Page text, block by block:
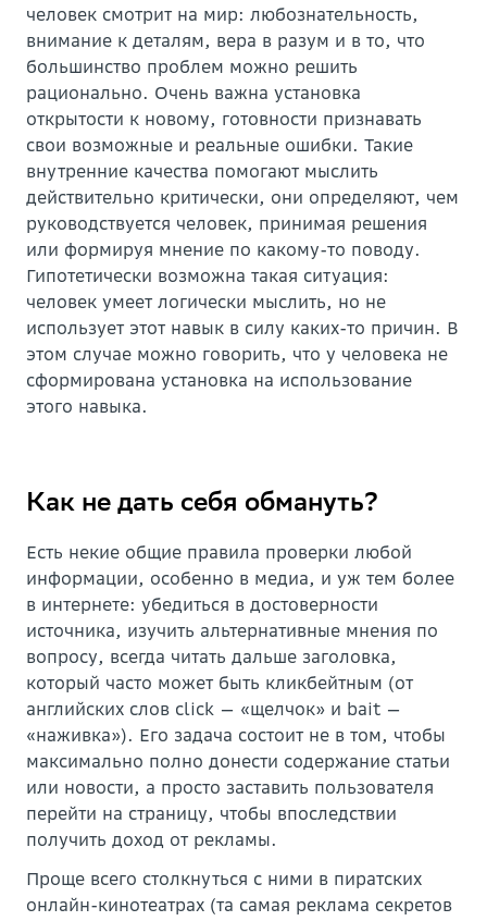
человек смотрит на мир: любознательность,
внимание к деталям, вера в разум и в то, что
большинство проблем можно решить
рационально. Очень важна установка
открытости к новому, готовности признавать
свои возможные и реальные ошибки. Такие
внутренние качества помогают мыслить
действительно критически, они определяют, чем
руководствуется человек, принимая решения
или формируя мнение по какому-то поводу.
Гипотетически возможна такая ситуация:
человек умеет логически мыслить, но не
использует этот навык в силу каких-то причин. В
этом случае можно говорить, что у человека не
сформирована установка на использование
этого навыка.
Как не дать себя обмануть?
Есть некие общие правила проверки любой
информации, особенно в медиа, и уж тем более
в интернете: убедиться в достоверности
источника, изучить альтернативные мнения по
вопросу, всегда читать дальше заголовка,
который часто может быть кликбейтным (от
английских слов click — «щелчок» и bait —
«наживка»). Его задача состоит не в том, чтобы
максимально полно донести содержание статьи
или новости, а просто заставить пользователя
перейти на страницу, чтобы впоследствии
получить доход от рекламы.
Проще всего столкнуться с ними в пиратских
онлайн-кинотеатрах (та самая реклама секретов